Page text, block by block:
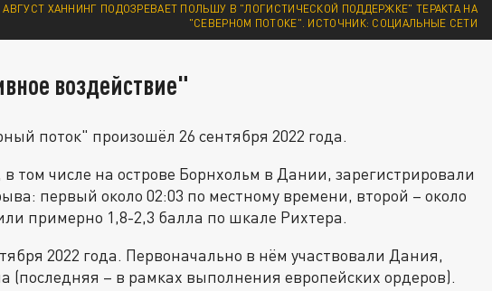
ХАННИНГ ПОДОЗРЕВАЕТ ПОЛЬШУ В "ЛОГИСТИЧЕСКОЙ ПОДДЕРЖКЕ" ТЕРАКТА НА
"СЕВЕРНОМ ПОТОКЕ". ИСТОЧНИК: СОЦИАЛЬНЫЕ СЕТИ
воздействие"
поток" произошёл 26 сентября 2022 года.
том числе на острове Борнхольм в Дании, зарегистрировали
первый около 02:03 по местному времени, второй – около
примерно 1,8-2,3 балла по шкале Рихтера.
2022 года. Первоначально в нём участвовали Дания,
– в рамках выполнения европейских ордеров).